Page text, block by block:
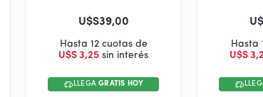
U$S39,00
Hasta 12 cuotas de
U$S 3,25 sin interés
LLEGAGRATIS HOY
Hasta
U$S 3,